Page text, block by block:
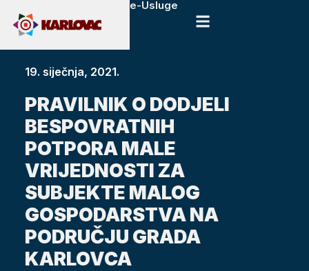
e-Usluge
19. siječnja, 2021.
PRAVILNIK O DODJELI
BESPOVRATNIH
POTPORA MALE
VRIJEDNOSTI ZA
SUBJEKTE MALOG
GOSPODARSTVA NA
PODRUČJU GRADA
KARLOVCA